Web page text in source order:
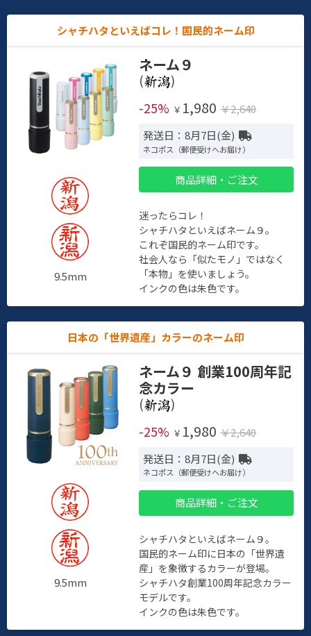
シャチハタといえばコレ！国民的ネーム印
9.5mm
ネーム９
(
)
-25% ￥ 1,980 ￥2,640
発送日：8月7日(金)
ネコポス（郵便受けへお届け）
商品詳細・ご注文
迷ったらコレ！
シャチハタといえばネーム９。
これぞ国民的ネーム印です。
社会人なら「似たモノ」ではなく
「本物」を使いましょう。
インクの色は朱色です。
日本の「世界遺産」カラーのネーム印
9.5mm
ネーム９ 創業100周年記
念カラー
(
)
-25% ￥ 1,980 ￥2,640
発送日：8月7日(金)
ネコポス（郵便受けへお届け）
商品詳細・ご注文
シャチハタといえばネーム９。
国民的ネーム印に日本の「世界遺
産」を象徴するカラーが登場。
シャチハタ創業100周年記念カラー
モデルです。
インクの色は朱色です。